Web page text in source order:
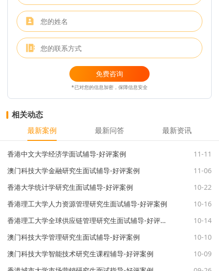
免费咨询
*已对您的信息加密，保障信息安全
相关动态
最新案例 最新问答 最新资讯
香港中文大学经济学面试辅导-好评案例
11-11
澳门科技大学金融研究生面试辅导-好评案例
11-06
香港大学统计学研究生面试辅导-好评案例
10-22
香港理工大学人力资源管理研究生面试辅导-好评案例
10-16
香港理工大学全球供应链管理研究生面试辅导-好评案例
10-14
澳门科技大学管理研究生面试辅导-好评案例
10-10
澳门科技大学智能技术研究生课程辅导-好评案例
10-09